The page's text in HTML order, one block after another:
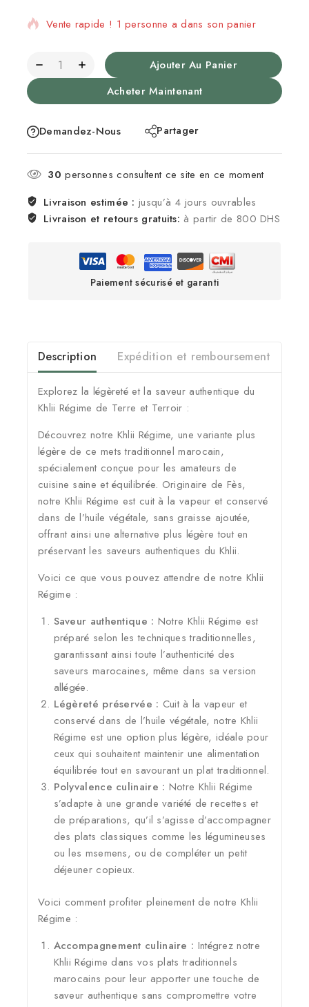
Vente rapide ! 1 personne a dans son panier
Ajouter Au Panier
Acheter Maintenant
Demandez-Nous Partager
30 personnes consultent ce site en ce moment
Livraison estimée :jusqu’à 4 jours ouvrables
Livraison et retours gratuits: à partir de 800 DHS
Paiement sécurisé et garanti
Description Expédition et remboursement
Explorez la légèreté et la saveur authentique du
Khlii Régime de Terre et Terroir :
Découvrez notre Khlii Régime, une variante plus
légère de ce mets traditionnel marocain,
spécialement conçue pour les amateurs de
cuisine saine et équilibrée. Originaire de Fès,
notre Khlii Régime est cuit à la vapeur et conservé
dans de l’huile végétale, sans graisse ajoutée,
offrant ainsi une alternative plus légère tout en
préservant les saveurs authentiques du Khlii.
Voici ce que vous pouvez attendre de notre Khlii
Régime :
Saveur authentique : Notre Khlii Régime est
préparé selon les techniques traditionnelles,
garantissant ainsi toute l’authenticité des
saveurs marocaines, même dans sa version
allégée.
Légèreté préservée : Cuit à la vapeur et
conservé dans de l’huile végétale, notre Khlii
Régime est une option plus légère, idéale pour
ceux qui souhaitent maintenir une alimentation
équilibrée tout en savourant un plat traditionnel.
Polyvalence culinaire : Notre Khlii Régime
s’adapte à une grande variété de recettes et
de préparations, qu’il s’agisse d’accompagner
des plats classiques comme les légumineuses
ou les msemens, ou de compléter un petit
déjeuner copieux.
Voici comment profiter pleinement de notre Khlii
Régime :
Accompagnement culinaire : Intégrez notre
Khlii Régime dans vos plats traditionnels
marocains pour leur apporter une touche de
saveur authentique sans compromettre votre